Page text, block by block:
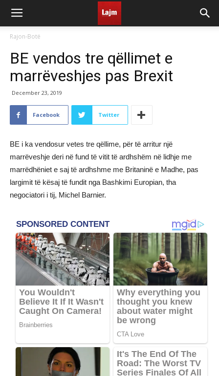
Rajon-Botë
BE vendos tre qëllimet e
marrëveshjes pas Brexit
December 23, 2019
Facebook Twitter
BE i ka vendosur vetes tre qëllime, për të arritur një
marrëveshje deri në fund të vitit të ardhshëm në lidhje me
marrëdhëniet e saj të ardhshme me Britaninë e Madhe, pas
largimit të kësaj të fundit nga Bashkimi Europian, tha
negociatori i tij, Michel Barnier.